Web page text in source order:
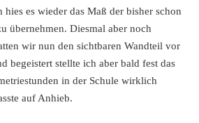
es wieder das Maß der bisher schon
übernehmen. Diesmal aber noch
wir nun den sichtbaren Wandteil vor
begeistert stellte ich aber bald fest das
in der Schule wirklich
auf Anhieb.